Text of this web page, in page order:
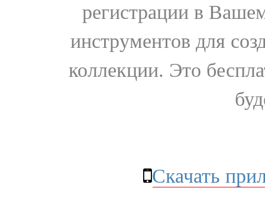
регистрации в
инструментов для
коллекции. Это
Скачать